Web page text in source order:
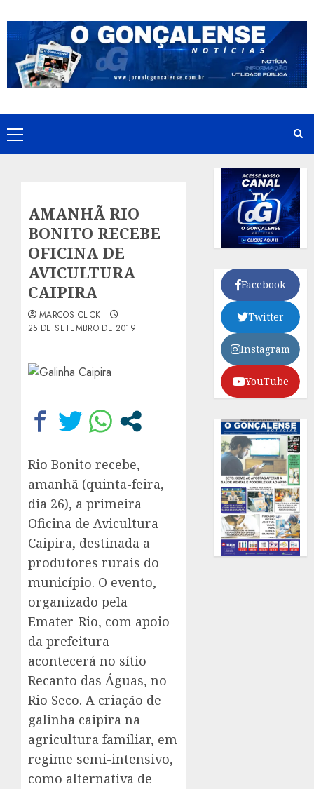
to
content
Primary
Menu
AMANHÃ RIO
BONITO RECEBE
OFICINA DE
AVICULTURA
CAIPIRA
MARCOS CLICK
25 DE SETEMBRO DE 2019
Rio Bonito recebe,
amanhã (quinta-feira,
dia 26), a primeira
Oficina de Avicultura
Caipira, destinada a
produtores rurais do
município. O evento,
organizado pela
Emater-Rio, com apoio
da prefeitura
acontecerá no sítio
Recanto das Águas, no
Rio Seco. A criação de
galinha caipira na
agricultura familiar, em
regime semi-intensivo,
como alternativa de
Facebook
Twitter
Instagram
YouTube